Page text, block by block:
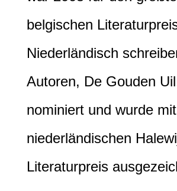
belgischen
Niederländisch
Autoren, De Gouden
nominiert und wurde
niederländischen
Literaturpreis